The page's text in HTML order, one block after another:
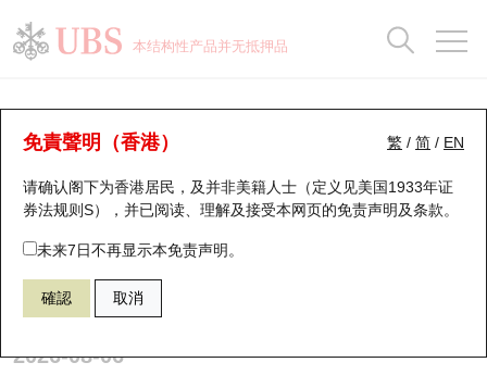
本结构性产品并无抵押品
繁 / 简 / EN
免責聲明（香港）
请确认阁下为香港居民，及并非美籍人士（定义见美国1933年证
券法规则S），并已阅读、理解及接受本网页的免责声明及条款。
未来7日不再显示本免责声明。
確認 取消
牛熊证分析仪
表现 街货统计 比较
53898 瑞银熊证 HSI 恒生指数
2026-08-06
瑞银认股证一览
新发行瑞银认股证
即将到期认股证
认股证到期结算价查找
认股证分析仪
街货统计
比较
牛熊全景快搜
牛熊证搜寻
牛熊证街货分布图
正股牛熊证列表
新发行瑞银牛熊证
街货统计
比较
十大升幅/跌幅
十大认股证成交分布
十天股证占大市成交
资金流
街货统计
正股分析仪
二十大活跃股份
恒指成份股
国指成份股
科指成份股
持股比重
显示所有持股比重
每月轮证大市专题
轮证专栏
讲座及教育短片
认股证投资者教育
牛熊证投资者教育